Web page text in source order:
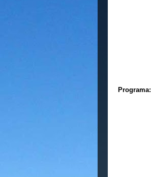
Programa: